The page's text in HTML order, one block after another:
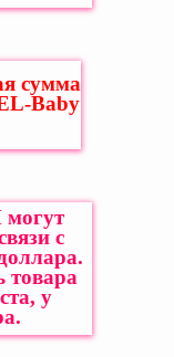
сумма
Baby
с
товара
у